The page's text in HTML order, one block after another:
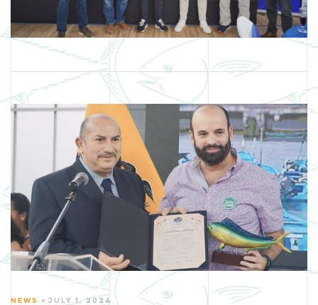
CATEGORIES
NEWS JULY 1, 2024